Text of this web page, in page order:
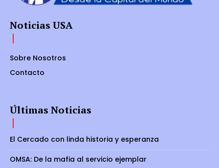
Noticias USA
Sobre Nosotros
Contacto
Últimas Noticias
El Cercado con linda historia y esperanza
OMSA: De la mafia al servicio ejemplar